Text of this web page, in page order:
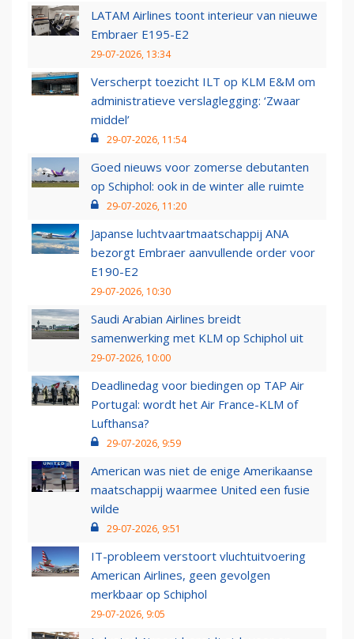
LATAM Airlines toont interieur van nieuwe
Embraer E195-E2
29-07-2026, 13:34
Verscherpt toezicht ILT op KLM E&M om
administratieve verslaglegging: ‘Zwaar
middel’
29-07-2026, 11:54
Goed nieuws voor zomerse debutanten
op Schiphol: ook in de winter alle ruimte
29-07-2026, 11:20
Japanse luchtvaartmaatschappij ANA
bezorgt Embraer aanvullende order voor
E190-E2
29-07-2026, 10:30
Saudi Arabian Airlines breidt
samenwerking met KLM op Schiphol uit
29-07-2026, 10:00
Deadlinedag voor biedingen op TAP Air
Portugal: wordt het Air France-KLM of
Lufthansa?
29-07-2026, 9:59
American was niet de enige Amerikaanse
maatschappij waarmee United een fusie
wilde
29-07-2026, 9:51
IT-probleem verstoort vluchtuitvoering
American Airlines, geen gevolgen
merkbaar op Schiphol
29-07-2026, 9:05